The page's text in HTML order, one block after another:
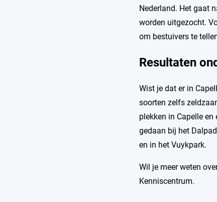
Nederland. Het gaat
worden uitgezocht.
om bestuivers te
Resultaten
Wist je dat er in
soorten zelfs
plekken in Capelle
gedaan bij het
en in het Vuykpark.
Wil je meer weten
Kenniscentrum.